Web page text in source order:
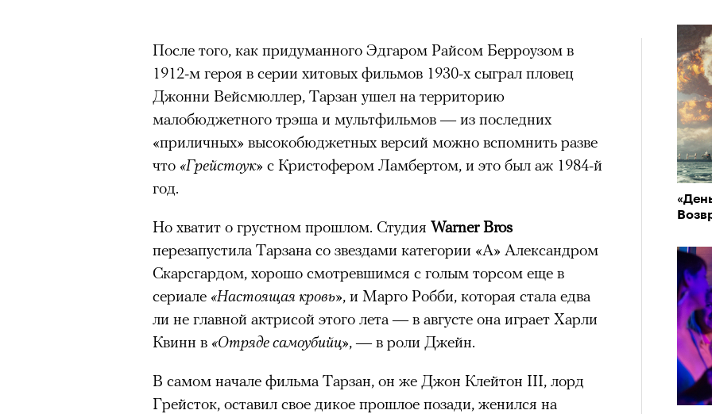
После того, как придуманного Эдгаром Райсом Берроузом в
1912-м героя в серии хитовых фильмов 1930-х сыграл пловец
Джонни Вейсмюллер, Тарзан ушел на территорию
малобюджетного трэша и мультфильмов — из последних
«приличных» высокобюджетных версий можно вспомнить разве
что «Грейстоук» с Кристофером Ламбертом, и это был аж 1984-й
год.
Но хватит о грустном прошлом. Студия Warner Bros
перезапустила Тарзана со звездами категории «А» Александром
Скарсгардом, хорошо смотревшимся с голым торсом еще в
сериале «Настоящая кровь», и Марго Робби, которая стала едва
ли не главной актрисой этого лета — в августе она играет Харли
Квинн в «Отряде самоубийц», — в роли Джейн.
В самом начале фильма Тарзан, он же Джон Клейтон III, лорд
Грейсток, оставил свое дикое прошлое позади, женился на
«Бумажный тигр» Джеймса Грэя
«Охота» Уэйна Вапимуквы
Ретроспектива «Красное и черное: голливудские левые и черный
список»
«Зеленые глаза» Фанни Лиатар и Жереми
Труиля
Фестиваль открылся с намеком на политическую актуальность —
показом на огромном экране Пьяццы Гранде
камерного французского фильма «Зеленые глаза» (Les Yeux
Verts) режиссерского дуэта Фанни Лиатар и Жереми Труиля.
Прошлая их кинолента «Гагарин» — отнюдь не байопик первого
космонавта в мире, а хроника сноса многоквартирного
комплекса на парижской окраине, которому было присвоено его
имя.
Третий сезон «Теда Лассо» удачно закрыл историю канзасского
кризис-менеджера в английской футбольной команде, многие
зрители этот финал приняли за окончательное прощание. Но не
тут-то было — Apple TV тряхнула фем-оптикой и написала
четвертый сезон, вернув Теда в Англию и в клуб AFC Richmond.
(«Сексуальное просвещение»), Фэй Марсей («Переходный
возраст») и Трейси Ульман («Как я встретил вашу маму»).
Рейтингивзлетели— похоже, что терапевтическое присутствие
Теда снова актуально в нашем травмированном инфополе.